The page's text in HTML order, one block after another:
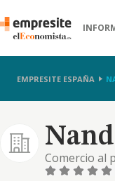
EMPRESITE ESPAÑA
Comercio al